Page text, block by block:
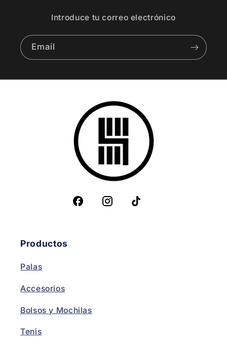
Introduce tu correo electrónico
Email
Productos
Palas
Accesorios
Bolsos y Mochilas
Tenis